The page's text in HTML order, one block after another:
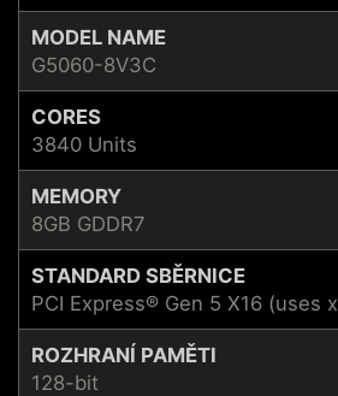
MODEL NAME
G5060-8V3C
CORES
3840 Units
MEMORY
8GB GDDR7
STANDARD SBĚRNICE
PCI Express® Gen 5 X16 (uses
ROZHRANÍ PAMĚTI
128-bit